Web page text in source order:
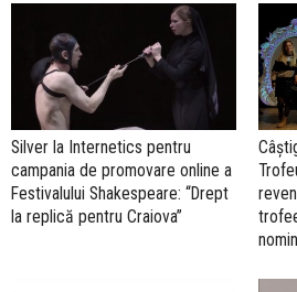
Silver la Internetics pentru
campania de promovare online a
Festivalului Shakespeare: “Drept
la replică pentru Craiova”